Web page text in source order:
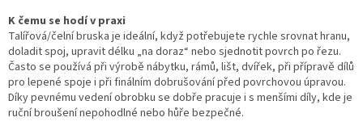
v
ý
p
i
s
u
K čemu se hodí v praxi
Talířová/čelní bruska je ideální, když potřebujete rychle srovnat hranu,
doladit spoj, upravit délku „na doraz“ nebo sjednotit povrch po řezu.
Často se používá při výrobě nábytku, rámů, lišt, dvířek, při přípravě dílů
pro lepené spoje i při finálním dobrušování před povrchovou úpravou.
Díky pevnému vedení obrobku se dobře pracuje i s menšími díly, kde je
ruční broušení nepohodlné nebo hůře bezpečné.